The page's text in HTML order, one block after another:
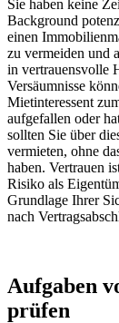
Sie haben keine
Background
einen
zu vermeiden und
in vertrauensvolle
Versäumnisse
Mietinteressent
aufgefallen oder
sollten Sie über
vermieten, ohne
haben. Vertrauen
Risiko als
Grundlage Ihrer
nach
Aufgaben
prüfen